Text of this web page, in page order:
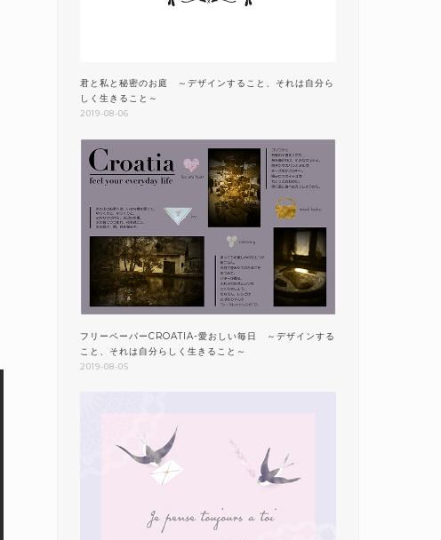
君と私と秘密のお庭 ～デザインすること、それは自分ら
しく生きること～
2019-08-06
フリーペーパーCROATIA-愛おしい毎日 ～デザインする
こと、それは自分らしく生きること～
2019-08-05